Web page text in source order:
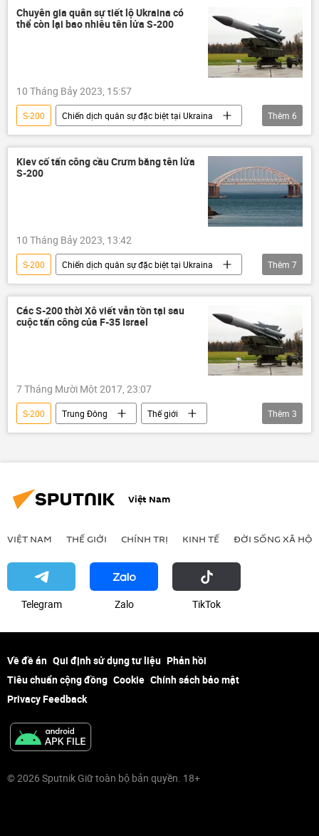
Nga
Thế giới
Quân sự
vụ nổ
Chuyên gia quân sự tiết lộ Ukraina có
thể còn lại bao nhiêu tên lửa S-200
10 Tháng Bảy 2023, 15:57
S-200
Chiến dịch quân sự đặc biệt tại Ukraina
chuyên gia
Quan điểm-Ý kiến
Ukraina
Cuộc khủng hoảng ở Ukraina
Quân sự
Thêm 6
Kiev cố tấn công cầu Crưm bằng tên lửa
S-200
10 Tháng Bảy 2023, 13:42
S-200
Chiến dịch quân sự đặc biệt tại Ukraina
Ukraina
Cuộc khủng hoảng ở Ukraina
Thế giới
Nga
Bộ Quốc phòng Nga
cầu Crưm
xung đột quân sự
Thêm 7
Các S-200 thời Xô viết vẫn tồn tại sau
cuộc tấn công của F-35 Israel
7 Tháng Mười Một 2017, 23:07
S-200 Trung Đông
Thế giới
Israel
Syria F-35
Thêm 3
Việt Nam
VIỆT NAM THẾ GIỚI CHÍNH TRỊ KINH TẾ ĐỜI SỐNG XÃ HỘI
Telegram Zalo ТikТоk
Về đề án Qui định sử dụng tư liệu Phản hồi
Tiêu chuẩn cộng đồng Cookie Chính sách bảo mật
Privacy Feedback
© 2026 Sputnik Giữ toàn bộ bản quyền. 18+